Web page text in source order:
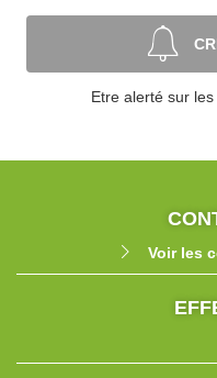
Etre alerté sur
Voir les